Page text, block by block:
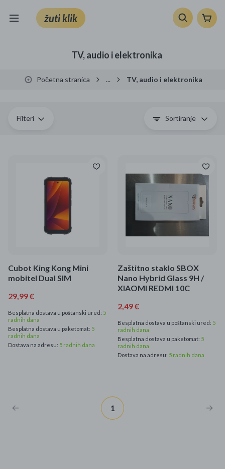
žuti klik
TV, audio i foto
Sport i slobodno vrijeme
Ljepota i zdravlje
Kućanski aparati
Specijalne kategorije
TV, audio i elektronika
Početna stranica ... TV, audio i elektronika
Filteri Sortiranje
Cubot King Kong Mini
mobitel Dual SIM
29,99 €
Besplatna dostava u poštanski ured: 5
radnih dana
Besplatna dostava u paketomat: 5
radnih dana
Dostava na adresu: 5 radnih dana
Zaštitno staklo SBOX
Nano Hybrid Glass 9H /
XIAOMI REDMI 10C
2,49 €
Besplatna dostava u poštanski ured: 5
radnih dana
Besplatna dostava u paketomat: 5
radnih dana
Dostava na adresu: 5 radnih dana
1